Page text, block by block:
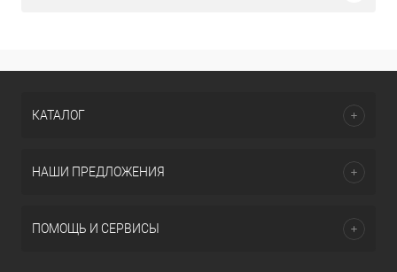
КАТАЛОГ
НАШИ ПРЕДЛОЖЕНИЯ
ПОМОЩЬ И СЕРВИСЫ